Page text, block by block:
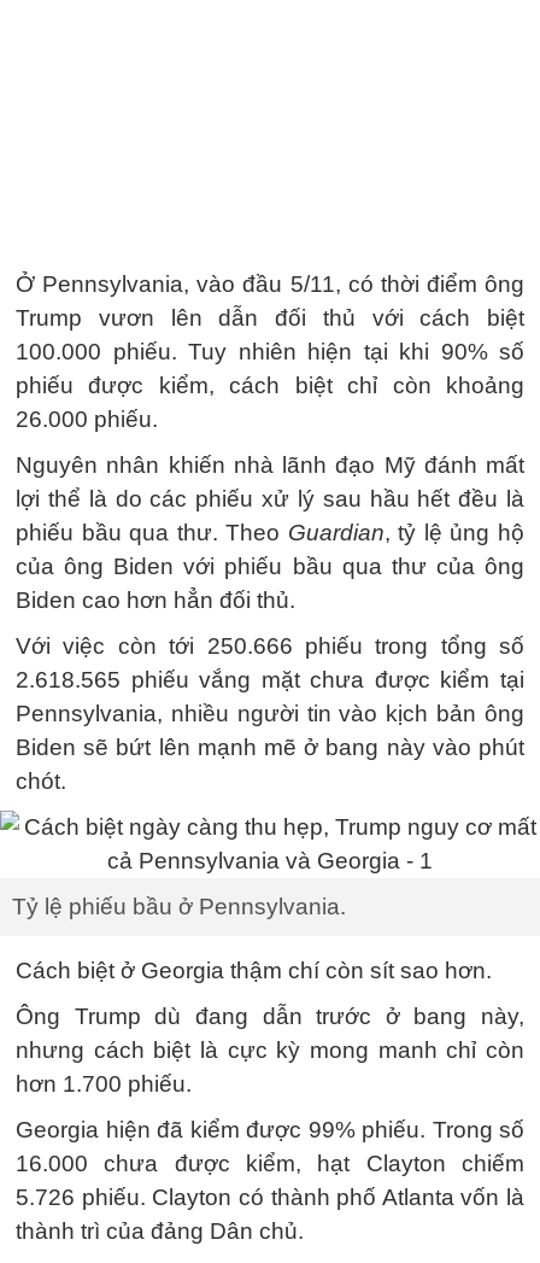
Ở Pennsylvania, vào đầu 5/11, có thời điểm ông
Trump vươn lên dẫn đối thủ với cách biệt
100.000 phiếu. Tuy nhiên hiện tại khi 90% số
phiếu được kiểm, cách biệt chỉ còn khoảng
26.000 phiếu.
Nguyên nhân khiến nhà lãnh đạo Mỹ đánh mất
lợi thể là do các phiếu xử lý sau hầu hết đều là
phiếu bầu qua thư. Theo Guardian, tỷ lệ ủng hộ
của ông Biden với phiếu bầu qua thư của ông
Biden cao hơn hẳn đối thủ.
Với việc còn tới 250.666 phiếu trong tổng số
2.618.565 phiếu vắng mặt chưa được kiểm tại
Pennsylvania, nhiều người tin vào kịch bản ông
Biden sẽ bứt lên mạnh mẽ ở bang này vào phút
chót.
Tỷ lệ phiếu bầu ở Pennsylvania.
Cách biệt ở Georgia thậm chí còn sít sao hơn.
Ông Trump dù đang dẫn trước ở bang này,
nhưng cách biệt là cực kỳ mong manh chỉ còn
hơn 1.700 phiếu.
Georgia hiện đã kiểm được 99% phiếu. Trong số
16.000 chưa được kiểm, hạt Clayton chiếm
5.726 phiếu. Clayton có thành phố Atlanta vốn là
thành trì của đảng Dân chủ.